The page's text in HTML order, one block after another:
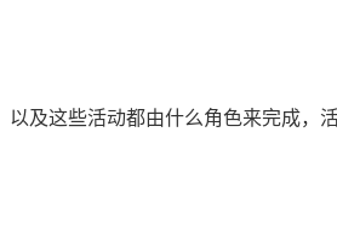
及这些活动都由什么角色来完成，